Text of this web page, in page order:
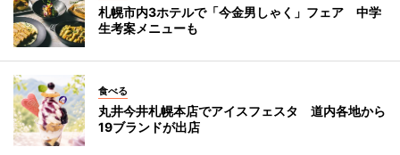
札幌市内3ホテルで「今金男しゃく」フェア 中学
生考案メニューも
食べる
丸井今井札幌本店でアイスフェスタ 道内各地から
19ブランドが出店